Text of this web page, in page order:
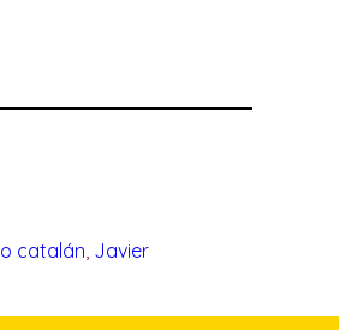
catalán, Javier